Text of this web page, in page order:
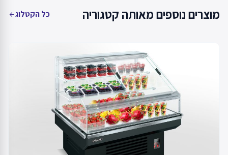
מוצרים נוספים מאותה קטגוריה כל הקטלוגarrow_back